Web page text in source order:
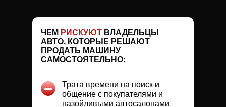
Трата времени на поиск и
общение с покупателями и
назойливыми автосалонами
ЧЕМ РИСКУЮТ ВЛАДЕЛЬЦЫ
АВТО, КОТОРЫЕ РЕШАЮТ
ПРОДАТЬ МАШИНУ
САМОСТОЯТЕЛЬНО: